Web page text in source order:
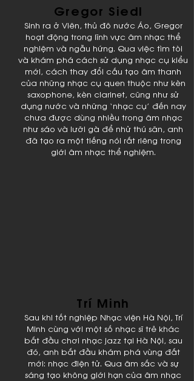
Gregor Siedl
Sinh ra ở Viên, thủ đô nước Áo, Gregor
hoạt động trong lĩnh vực âm nhạc thể
nghiệm và ngẫu hứng. Qua việc tìm tòi
và khám phá cách sử dụng nhạc cụ kiểu
mới, cách thay đổi cấu tạo âm thanh
của những nhạc cụ quen thuộc như kèn
saxophone, kèn clarinet, cũng như sử
dụng nước và những ‘nhạc cụ’ đến nay
chưa được dùng nhiều trong âm nhạc
như sáo và lưỡi gà để nhử thú săn, anh
đã tạo ra một tiếng nói rất riêng trong
giới âm nhạc thể nghiệm.
Trí Minh
Sau khi tốt nghiệp Nhạc viện Hà Nội, Trí
Minh cùng với một số nhạc sĩ trẻ khác
bắt đầu chơi nhạc jazz tại Hà Nội, sau
đó, anh bắt đầu khám phá vùng đất
mới: nhạc điện tử. Qua âm sắc và sự
sáng tạo không giới hạn của âm nhạc